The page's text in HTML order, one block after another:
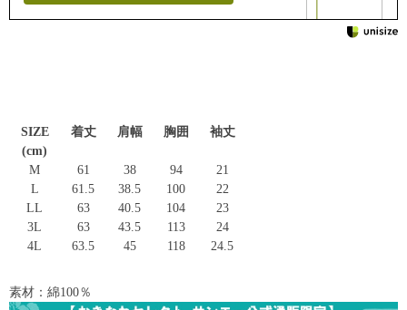
SIZE
(cm)
着丈 肩幅 胸囲 袖丈
M 61 38 94
21
L
61.5 38.5 100
22
LL
63 40.5 104
23
3L
63 43.5 113
24
4L
63.5 45 118 24.5
素材：綿100％